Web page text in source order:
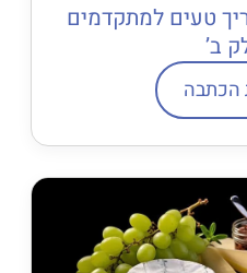
טעים למתקדמים
ב’
הכתבה